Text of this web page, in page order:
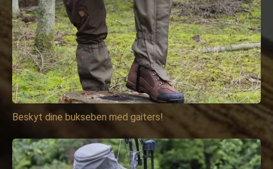
Beskyt dine bukseben med gaiters!